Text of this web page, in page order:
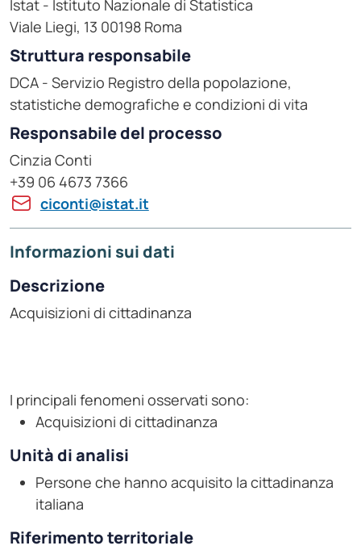
Istat - Istituto Nazionale di Statistica
Viale Liegi, 13 00198 Roma
Struttura responsabile
DCA - Servizio Registro della popolazione,
statistiche demografiche e condizioni di vita
Responsabile del processo
Cinzia Conti
+39 06 4673 7366
ciconti@istat.it
Informazioni sui dati
Descrizione
Acquisizioni di cittadinanza
I principali fenomeni osservati sono:
Acquisizioni di cittadinanza
Unità di analisi
Persone che hanno acquisito la cittadinanza
italiana
Riferimento territoriale